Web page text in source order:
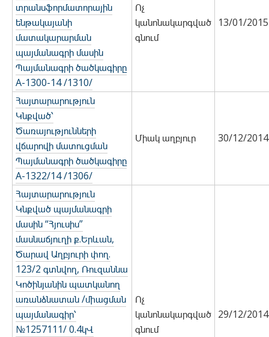
տրանսֆորմատորային
ենթակայանի
մատակարարման
պայմանագրի մասին
Պայմանագրի ծածկագիրը
A-1300-14 /1310/
Ոչ
կանոնակարգված
գնում
13/01/2015
Հայտարարություն
Կնքված՝
Ծառայությունների
վճարովի մատուցման
Պայմանագրի ծածկագիրը
A-1322/14 /1306/
Միակ աղբյուր 30/12/2014
Հայտարարություն
Կնքված պայմանագրի
մասին “Հյուսիս”
մասնաճյուղի ք.Երևան,
Ծարավ Աղբյուրի փող.
123/2 գտնվող, Ռուզաննա
Կոծինյանին պատկանող
առանձնատան /միացման
պայմանագիր՝
№1257111/ 0.4կՎ
Ոչ
կանոնակարգված
գնում
29/12/2014